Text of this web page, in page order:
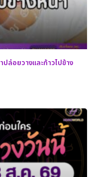
ล่อยวางและก้าวไปข้าง